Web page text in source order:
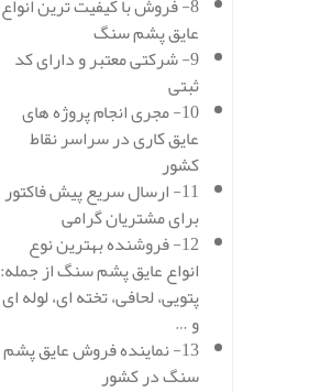
عایق پشم سنگ
9- شرکتی معتبر و دارای کد
ثبتی
10- مجری انجام پروژه های
عایق کاری در سراسر نقاط
کشور
11- ارسال سریع پیش فاکتور
برای مشتریان گرامی
12- فروشنده بهترین نوع
انواع عایق پشم سنگ از جمله:
پتویی، لحافی، تخته ای، لوله ای
و …
13- نماینده فروش عایق پشم
سنگ در کشور